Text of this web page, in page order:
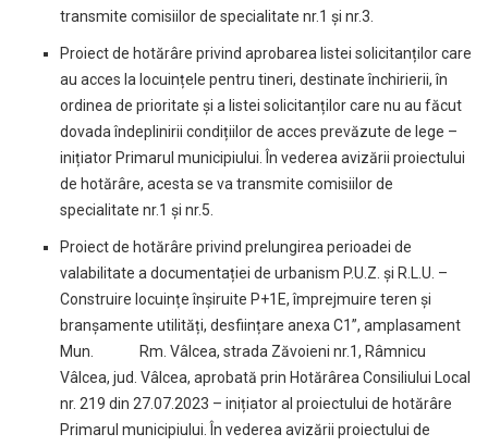
transmite comisiilor de specialitate nr.1 și nr.3.
Proiect de hotărâre privind aprobarea listei solicitanților care
au acces la locuințele pentru tineri, destinate închirierii, în
ordinea de prioritate și a listei solicitanților care nu au făcut
dovada îndeplinirii condițiilor de acces prevăzute de lege –
inițiator Primarul municipiului. În vederea avizării proiectului
de hotărâre, acesta se va transmite comisiilor de
specialitate nr.1 și nr.5.
Proiect de hotărâre privind prelungirea perioadei de
valabilitate a documentației de urbanism P.U.Z. și R.L.U. –
Construire locuințe înșiruite P+1E, împrejmuire teren și
branșamente utilități, desființare anexa C1”, amplasament
Mun. Rm. Vâlcea, strada Zăvoieni nr.1, Râmnicu
Vâlcea, jud. Vâlcea, aprobată prin Hotărârea Consiliului Local
nr. 219 din 27.07.2023 – inițiator al proiectului de hotărâre
Primarul municipiului. În vederea avizării proiectului de